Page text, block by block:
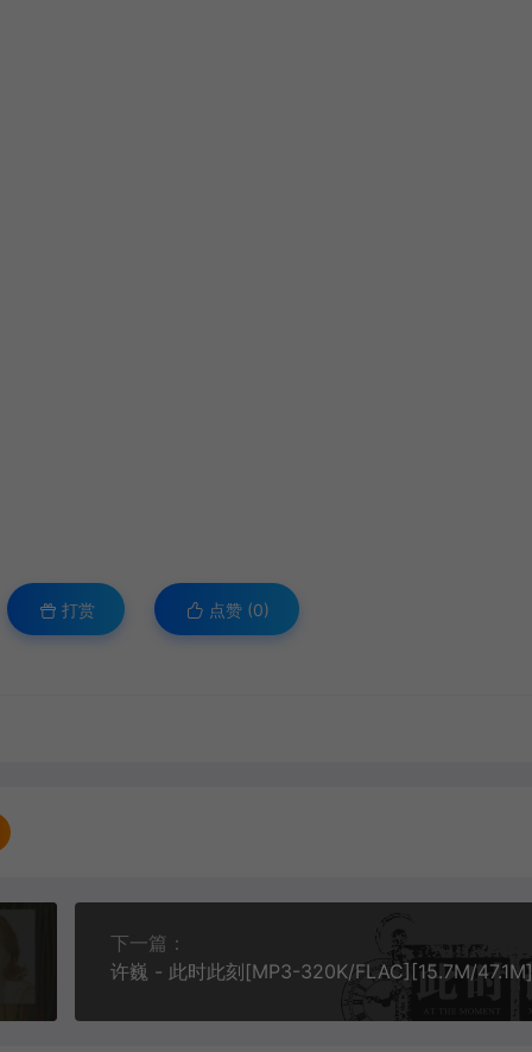
打赏 点赞 (0)
下一篇：
许巍 - 此时此刻[MP3-320K/FLAC][15.7M/47.1M]